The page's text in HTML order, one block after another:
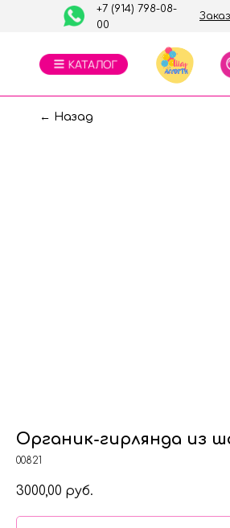
+7 (914) 798-08-
00
← Назад
Органик-гирлянда из
00821
3000,00 руб.